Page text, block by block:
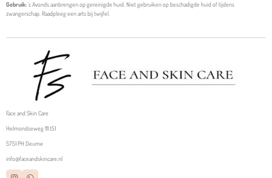
Gebruik:'s Avonds aanbrengen op gereinigde huid. Niet gebruiken op beschadigde huid of tijdens
zwangerschap. Raadpleeg een arts bij twijfel.
Face and Skin Care
Helmondseweg 111 t51
5751 PH Deurne
info@faceandskincare.nl